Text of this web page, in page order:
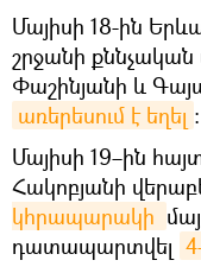
Մայիսի 18-ին
շրջանի քննչական
Փաշինյանի և
առերեսում է եղել ։
Մայիսի 19–ին
Հակոբյանի
կհրապարակի
դատապարտվել